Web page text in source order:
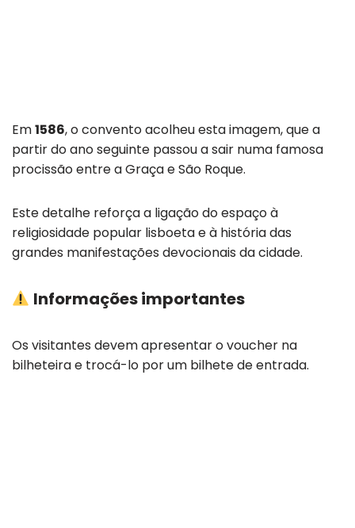
Em1586, o convento acolheu esta imagem, que a
partir do ano seguinte passou a sair numa famosa
procissão entre a Graça e São Roque.
Este detalhe reforça a ligação do espaço à
religiosidade popular lisboeta e à história das
grandes manifestações devocionais da cidade.
Informações importantes
Os visitantes devem apresentar o voucher na
bilheteira e trocá-lo por um bilhete de entrada.